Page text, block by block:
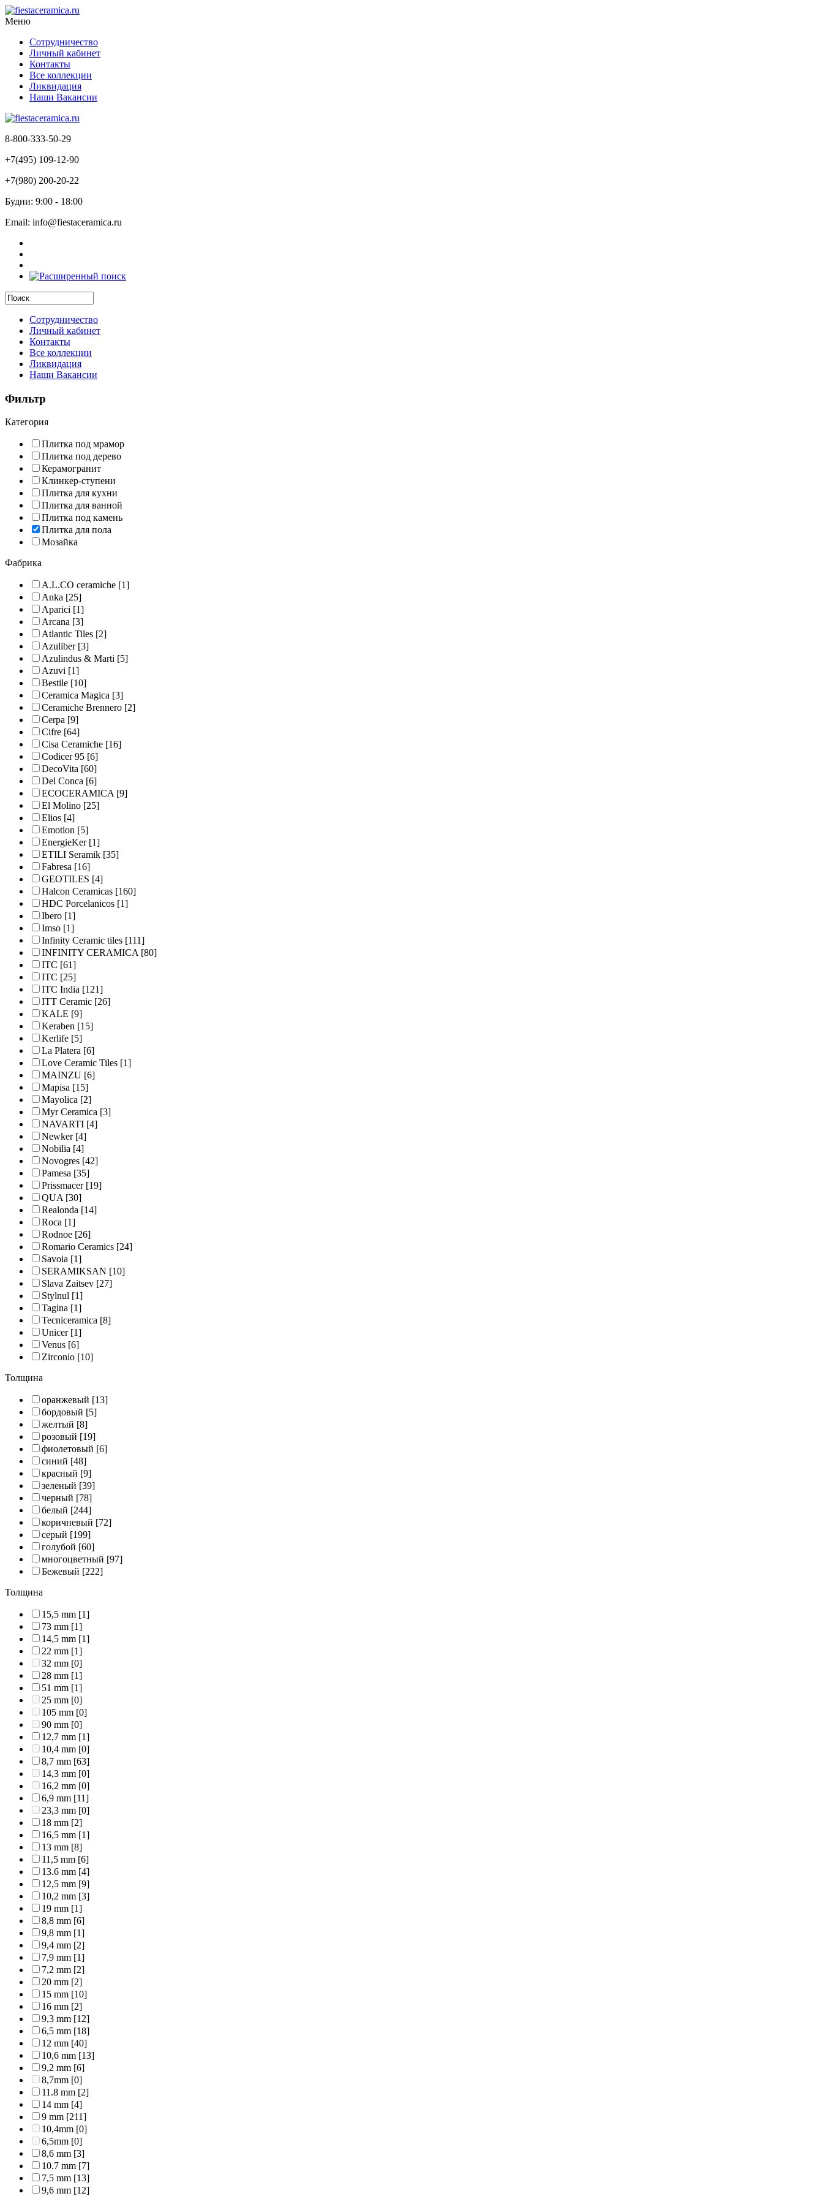
Меню
Сотрудничество
Личный кабинет
Контакты
Все коллекции
Ликвидация
Наши Вакансии
8-800-333-50-29
+7(495) 109-12-90
+7(980) 200-20-22
Будни: 9:00 - 18:00
Email: info@fiestaceramica.ru
Сотрудничество
Личный кабинет
Контакты
Все коллекции
Ликвидация
Наши Вакансии
Фильтр
Категория
Плитка под мрамор
Плитка под дерево
Керамогранит
Клинкер-ступени
Плитка для кухни
Плитка для ванной
Плитка под камень
Плитка для пола
Мозайка
Фабрика
A.L.CO ceramiche [1]
Anka [25]
Aparici [1]
Arcana [3]
Atlantic Tiles [2]
Azuliber[3]
Azulindus & Marti [5]
Azuvi [1]
Bestile [10]
Ceramica Magica [3]
Ceramiche Brennero [2]
Cerpa [9]
Cifre [64]
Cisa Ceramiche [16]
Codicer 95 [6]
DecoVita [60]
Del Conca [6]
ECOCERAMICA[9]
El Molino [25]
Elios [4]
Emotion [5]
EnergieKer[1]
ETILI Seramik [35]
Fabresa [16]
GEOTILES [4]
Halcon Ceramicas [160]
HDC Porcelanicos [1]
Ibero [1]
Imso [1]
Infinity Ceramic tiles [111]
INFINITY CERAMICA[80]
ITC [61]
ITC [25]
ITC India [121]
ITT Ceramic [26]
KALE [9]
Keraben [15]
Kerlife [5]
La Platera [6]
Love Ceramic Tiles [1]
MAINZU [6]
Mapisa [15]
Mayolica [2]
Myr Ceramica [3]
NAVARTI [4]
Newker[4]
Nobilia [4]
Novogres [42]
Pamesa [35]
Prissmacer[19]
QUA[30]
Realonda [14]
Roca [1]
Rodnoe [26]
Romario Ceramics [24]
Savoia [1]
SERAMIKSAN [10]
Slava Zaitsev [27]
Stylnul [1]
Tagina [1]
Tecniceramica [8]
Unicer[1]
Venus [6]
Zirconio [10]
Толщина
оранжевый [13]
бордовый [5]
желтый [8]
розовый [19]
фиолетовый [6]
синий [48]
красный [9]
зеленый [39]
черный [78]
белый [244]
коричневый [72]
серый [199]
голубой [60]
многоцветный [97]
Бежевый [222]
Толщина
15,5 mm [1]
73 mm [1]
14,5 mm [1]
22 mm [1]
32 mm [0]
28 mm [1]
51 mm [1]
25 mm [0]
105 mm [0]
90 mm [0]
12,7 mm [1]
10,4 mm [0]
8,7 mm [63]
14,3 mm [0]
16,2 mm [0]
6,9 mm [11]
23,3 mm [0]
18 mm [2]
16,5 mm [1]
13 mm [8]
11,5 mm [6]
13.6 mm [4]
12,5 mm [9]
10,2 mm [3]
19 mm [1]
8,8 mm [6]
9,8 mm [1]
9,4 mm [2]
7,9 mm [1]
7,2 mm [2]
20 mm [2]
15 mm [10]
16 mm [2]
9,3 mm [12]
6,5 mm [18]
12 mm [40]
10,6 mm [13]
9,2 mm [6]
8,7mm [0]
11.8 mm [2]
14 mm [4]
9 mm [211]
10,4mm [0]
6,5mm [0]
8,6 mm [3]
10.7 mm [7]
7,5 mm [13]
9,6 mm [12]